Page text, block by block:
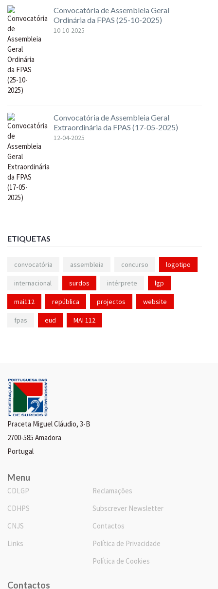
Convocatória de Assembleia Geral
Ordinária da FPAS (25-10-2025)
10-10-2025
Convocatória de Assembleia Geral
Extraordinária da FPAS (17-05-2025)
12-04-2025
ETIQUETAS
convocatória assembleia concurso logotipo
internacional surdos intérprete lgp
mai112 república projectos website
fpas eud MAI 112
Praceta Miguel Cláudio, 3-B
2700-585 Amadora
Portugal
Menu
CDLGP
CDHPS
CNJS
Links
Reclamações
Subscrever Newsletter
Contactos
Política de Privacidade
Política de Cookies
Contactos